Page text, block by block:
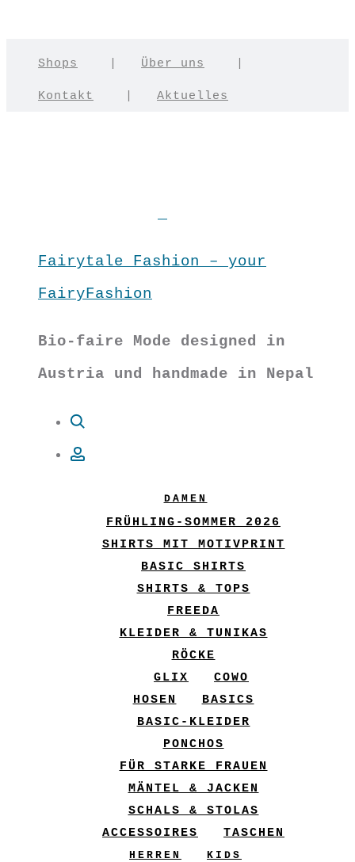
Shops Über uns
Kontakt Aktuelles
Fairytale Fashion – your
FairyFashion
Bio-faire Mode designed in
Austria und handmade in Nepal
DAMEN
FRÜHLING-SOMMER 2026
SHIRTS MIT MOTIVPRINT
BASIC SHIRTS
SHIRTS & TOPS
FREEDA
KLEIDER & TUNIKAS
RÖCKE
GLIX
COWO
HOSEN
BASICS
BASIC-KLEIDER
PONCHOS
FÜR STARKE FRAUEN
MÄNTEL & JACKEN
SCHALS & STOLAS
ACCESSOIRES
TASCHEN
HERREN
KIDS